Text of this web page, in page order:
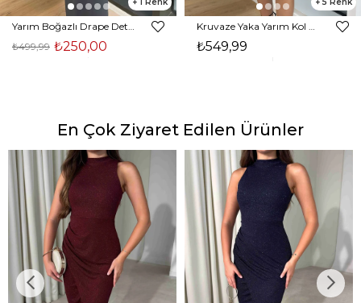
₺250,00
₺499,99 ₺549,99
En Çok Ziyaret Edilen Ürünler